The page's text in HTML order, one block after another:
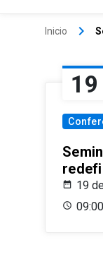
Inicio keyboard_arrow_right
19
19